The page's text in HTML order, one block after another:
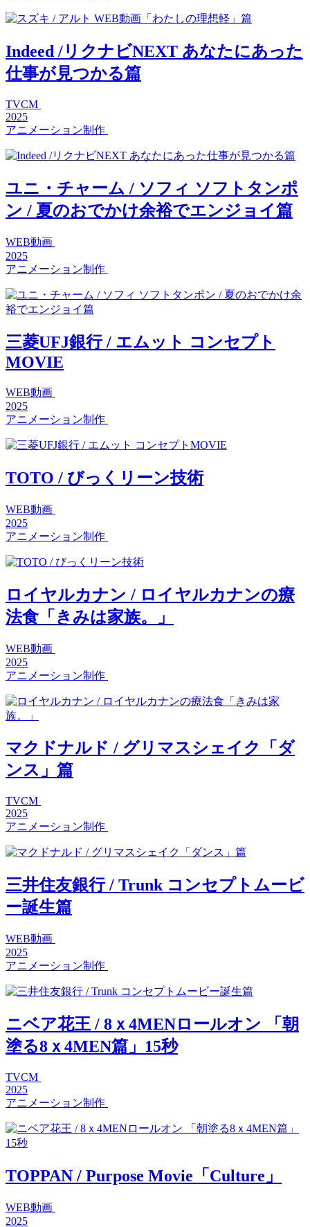
Indeed /リクナビNEXT あなたにあった
仕事が見つかる篇
TVCM
2025
アニメーション制作
ユニ・チャーム / ソフィ ソフトタンポ
ン / 夏のおでかけ余裕でエンジョイ篇
WEB動画
2025
アニメーション制作
三菱UFJ銀行 / エムット コンセプト
MOVIE
WEB動画
2025
アニメーション制作
TOTO / びっくリーン技術
WEB動画
2025
アニメーション制作
ロイヤルカナン / ロイヤルカナンの療
法食「きみは家族。」
WEB動画
2025
アニメーション制作
マクドナルド / グリマスシェイク「ダ
ンス」篇
TVCM
2025
アニメーション制作
三井住友銀行 / Trunk コンセプトムービ
ー誕生篇
WEB動画
2025
アニメーション制作
ニベア花王 / 8ｘ4MENロールオン 「朝
塗る8ｘ4MEN篇」15秒
TVCM
2025
アニメーション制作
TOPPAN / Purpose Movie「Culture」
WEB動画
2025